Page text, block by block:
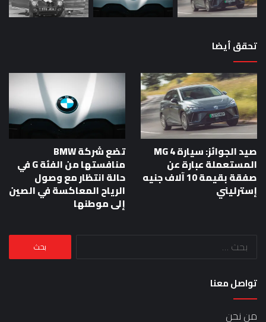
تحقق أيضا
صيد الجوائز: سيارة MG 4
المستعملة عبارة عن
صفقة بقيمة 10 آلاف جنيه
إسترليني
تضع شركة BMW
منافستها من الفئة G في
حالة انتظار مع وصول
الرياح المعاكسة في الصين
إلى موطنها
البحث
تواصل معنا
من نحن